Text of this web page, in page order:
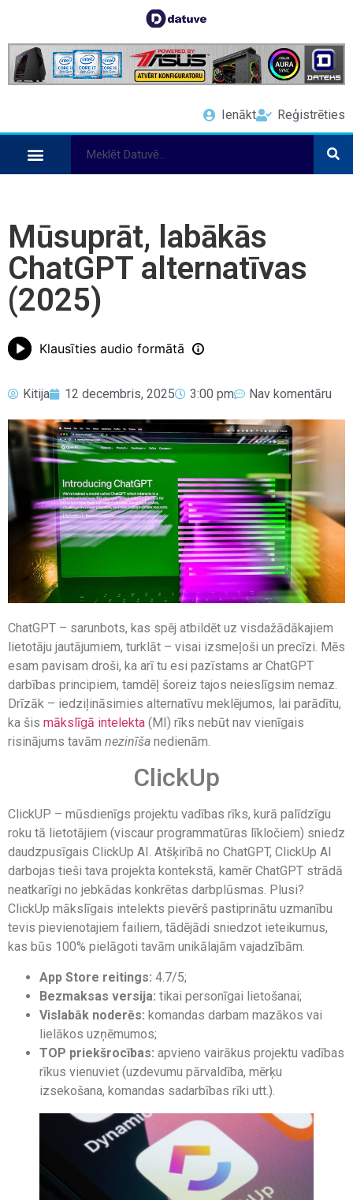
Ienākt Reģistrēties
Mūsuprāt, labākās
ChatGPT alternatīvas
(2025)
Klausīties audio formātā
Kitija 12 decembris, 2025 3:00 pm Nav komentāru
ChatGPT – sarunbots, kas spēj atbildēt uz visdažādākajiem
lietotāju jautājumiem, turklāt – visai izsmeļoši un precīzi. Mēs
esam pavisam droši, ka arī tu esi pazīstams ar ChatGPT
darbības principiem, tamdēļ šoreiz tajos neieslīgsim nemaz.
Drīzāk – iedziļināsimies alternatīvu meklējumos, lai parādītu,
ka šis mākslīgā intelekta (MI) rīks nebūt nav vienīgais
risinājums tavām nezinīša nedienām.
ClickUp
ClickUP – mūsdienīgs projektu vadības rīks, kurā palīdzīgu
roku tā lietotājiem (viscaur programmatūras līkločiem) sniedz
daudzpusīgais ClickUp AI. Atšķirībā no ChatGPT, ClickUp AI
darbojas tieši tava projekta kontekstā, kamēr ChatGPT strādā
neatkarīgi no jebkādas konkrētas darbplūsmas. Plusi?
ClickUp mākslīgais intelekts pievērš pastiprinātu uzmanību
tevis pievienotajiem failiem, tādējādi sniedzot ieteikumus,
kas būs 100% pielāgoti tavām unikālajām vajadzībām.
App Store reitings: 4.7/5;
Bezmaksas versija: tikai personīgai lietošanai;
Vislabāk noderēs: komandas darbam mazākos vai
lielākos uzņēmumos;
TOP priekšrocības: apvieno vairākus projektu vadības
rīkus vienuviet (uzdevumu pārvaldība, mērķu
izsekošana, komandas sadarbības rīki utt.).